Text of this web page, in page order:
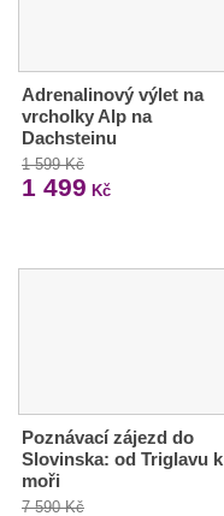
Adrenalinový výlet na
vrcholky Alp na
Dachsteinu
1 599 Kč
1 499 Kč
Poznávací zájezd do
Slovinska: od Triglavu k
moři
7 590 Kč